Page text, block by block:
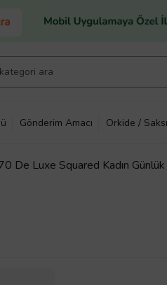
Gönderim Amacı Orkide /
De Luxe Squared Kadın